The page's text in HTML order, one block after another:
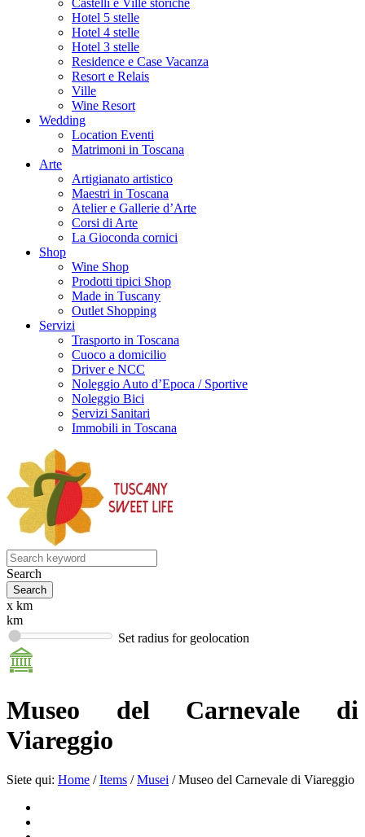
Castelli e Ville storiche
Hotel 5 stelle
Hotel 4 stelle
Hotel 3 stelle
Residence e Case Vacanza
Resort e Relais
Ville
Wine Resort
Wedding
Location Eventi
Matrimoni in Toscana
Arte
Artigianato artistico
Maestri in Toscana
Atelier e Gallerie d’Arte
Corsi di Arte
La Gioconda cornici
Shop
Wine Shop
Prodotti tipici Shop
Made in Tuscany
Outlet Shopping
Servizi
Trasporto in Toscana
Cuoco a domicilio
Driver e NCC
Noleggio Auto d’Epoca / Sportive
Noleggio Bici
Servizi Sanitari
Immobili in Toscana
Search
x km
km
Set radius for geolocation
Museo del Carnevale di
Viareggio
Siete qui: Home / Items / Musei / Museo del Carnevale di Viareggio